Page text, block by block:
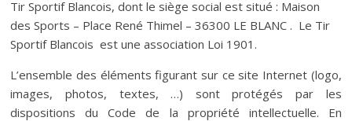
Tir Sportif Blancois, dont le siège social est situé : Maison
des Sports – Place René Thimel – 36300 LE BLANC . Le Tir
Sportif Blancois est une association Loi 1901.
L’ensemble des éléments figurant sur ce site Internet (logo,
images, photos, textes, …) sont protégés par les
dispositions du Code de la propriété intellectuelle. En